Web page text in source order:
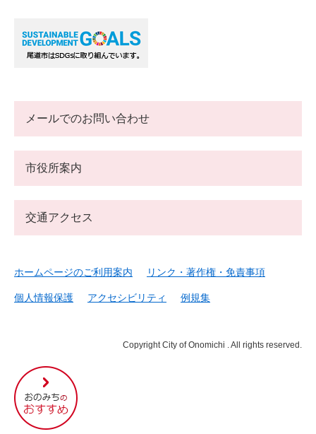
尾
道
市
の
メールでのお問い合わせ
市役所案内
交通アクセス
ホームページのご利用案内 リンク・著作権・免責事項
個人情報保護 アクセシビリティ 例規集
Copyright City of Onomichi . All rights reserved.